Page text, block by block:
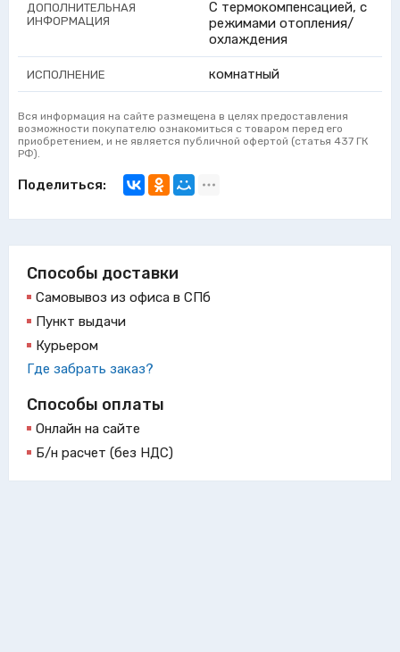
ДОПОЛНИТЕЛЬНАЯ
ИНФОРМАЦИЯ
С термокомпенсацией, с
режимами отопления/
охлаждения
ИСПОЛНЕНИЕ комнатный
Вся информация на сайте размещена в целях предоставления
возможности покупателю ознакомиться с товаром перед его
приобретением, и не является публичной офертой (статья 437 ГК
РФ).
Поделиться:
Способы доставки
Самовывоз из офиса в СПб
Пункт выдачи
Курьером
Где забрать заказ?
Способы оплаты
Онлайн на сайте
Б/н расчет (без НДС)